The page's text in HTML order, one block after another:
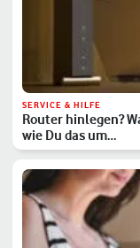
SERVICE & HILFE
Router hinlegen?
wie Du das um…